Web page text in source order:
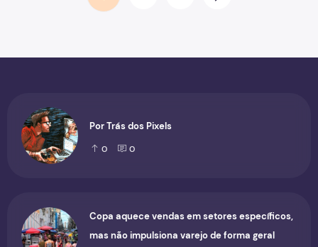
Next
Por Trás dos Pixels
0 0
Copa aquece vendas em setores específicos,
mas não impulsiona varejo de forma geral